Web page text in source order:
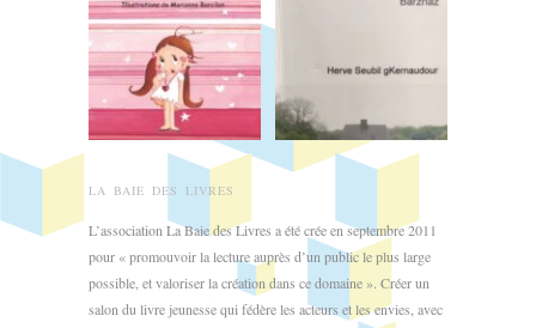
LA BAIE DES LIVRES
L’association La Baie des Livres a été crée en septembre 2011
pour « promouvoir la lecture auprès d’un public le plus large
possible, et valoriser la création dans ce domaine ». Créer un
salon du livre jeunesse qui fédère les acteurs et les envies, avec